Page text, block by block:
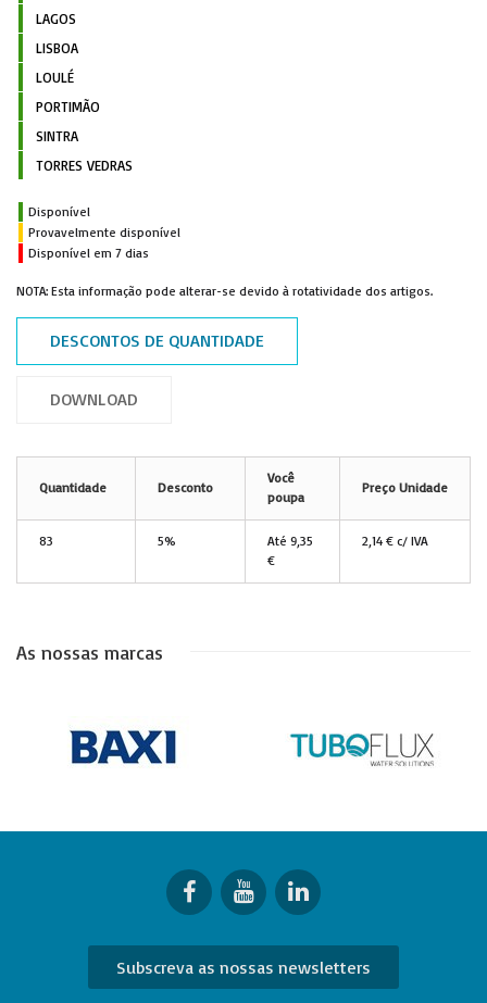
LAGOS
LISBOA
LOULÉ
PORTIMÃO
SINTRA
TORRES VEDRAS
Disponível
Provavelmente disponível
Disponível em 7 dias
NOTA: Esta informação pode alterar-se devido à rotatividade dos artigos.
DESCONTOS DE QUANTIDADE
DOWNLOAD
Quantidade Desconto
Você
poupa
Preço Unidade
83 5% Até 9,35
€
2,14 € c/ IVA
As nossas marcas
Subscreva as nossas newsletters